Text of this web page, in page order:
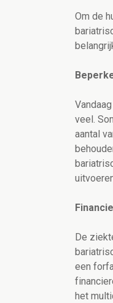
Om de
veel.
aantal
De
een
het